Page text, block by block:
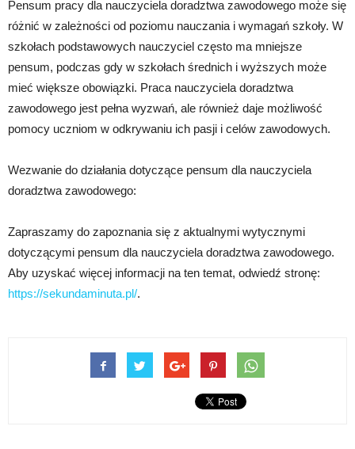
Pensum pracy dla nauczyciela doradztwa zawodowego może się
różnić w zależności od poziomu nauczania i wymagań szkoły. W
szkołach podstawowych nauczyciel często ma mniejsze
pensum, podczas gdy w szkołach średnich i wyższych może
mieć większe obowiązki. Praca nauczyciela doradztwa
zawodowego jest pełna wyzwań, ale również daje możliwość
pomocy uczniom w odkrywaniu ich pasji i celów zawodowych.
Wezwanie do działania dotyczące pensum dla nauczyciela
doradztwa zawodowego:
Zapraszamy do zapoznania się z aktualnymi wytycznymi
dotyczącymi pensum dla nauczyciela doradztwa zawodowego.
Aby uzyskać więcej informacji na ten temat, odwiedź stronę:
https://sekundaminuta.pl/.